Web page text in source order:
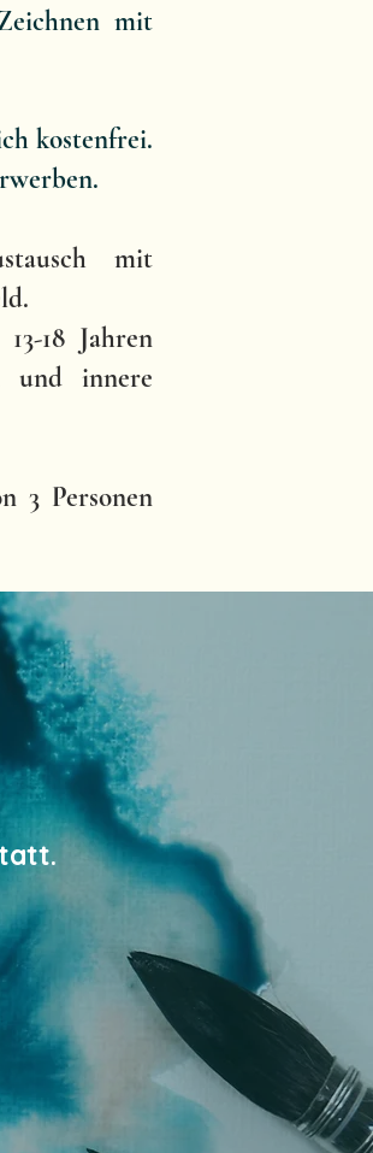
mit
kostenfrei.
mit
18 Jahren
und innere
3 Personen